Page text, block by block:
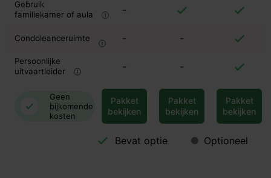
Gebruik
familiekamer of aula
-
Condoleanceruimte - -
Persoonlijke
uitvaartleider
- -
Geen
bijkomende
kosten
Pakket
bekijken
Pakket
bekijken
Pakket
bekijken
Bevat optie Optioneel